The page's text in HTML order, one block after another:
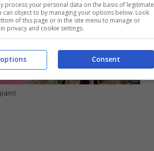
process your personal data on the basis of legitimate
can object to by managing your options below. Look
of this page or in the site menu to manage or
privacy and cookie settings.
Consent